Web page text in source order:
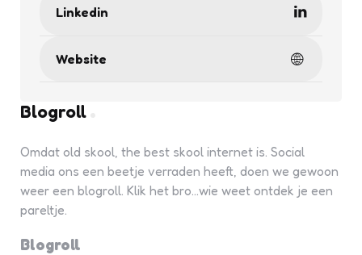
Linkedin
Website
Blogroll
Omdat old skool, the best skool internet is. Social
media ons een beetje verraden heeft, doen we gewoon
weer een blogroll. Klik het bro...wie weet ontdek je een
pareltje.
Blogroll